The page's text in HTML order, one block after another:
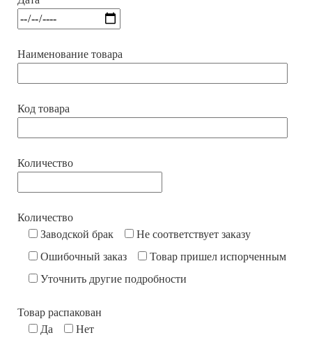
Наименование товара
Код товара
Количество
Количество
Заводской брак
Не соответствует заказу
Ошибочный заказ
Товар пришел испорченным
Уточнить другие подробности
Товар распакован
Да
Нет